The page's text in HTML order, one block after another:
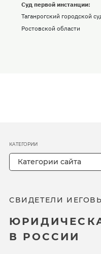
Суд первой инстанции:
Таганрогский городской
Ростовской области
СВИДЕТЕЛИ
В РОССИИ
КАТЕГОРИИ
Категории сайта